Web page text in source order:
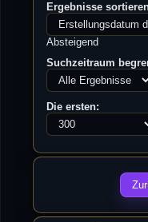
Ergebnisse
Absteigend
Suchzeitraum
Die ersten: